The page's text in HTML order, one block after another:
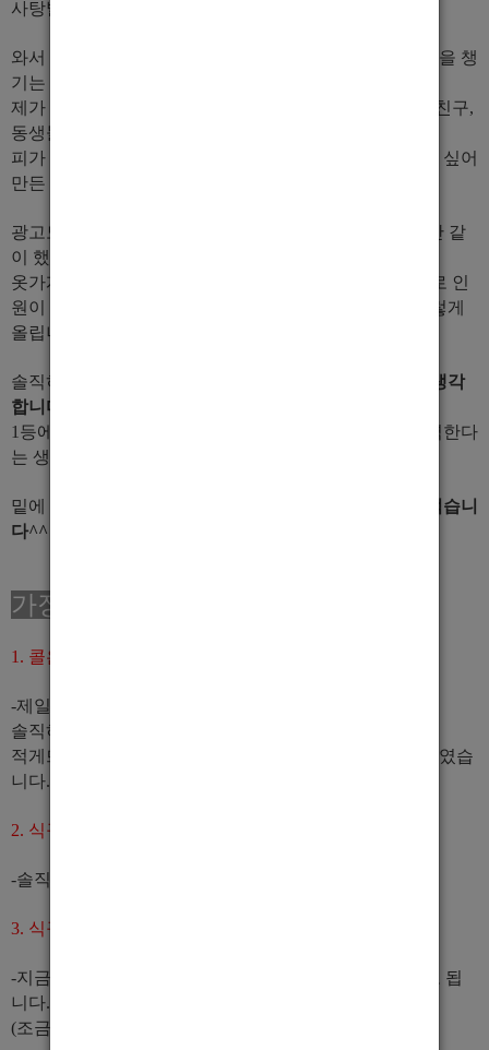
사탕발림 때문 많이 당하셧을꺼라 생각합니다ㅜㅜ
와서 느껴보시면 알겠지만 저는 저혼자만의 이윤및 이득을 챙
기는 양아치같은 쓰레기 아닙니다!!
제가 이 사무실을 만든 계기는 그런것도 보기도 싫고 제 친구,
동생들 및 행님들이 당하는 꼴도 보기도 싫어서
피가 섞이지는 않았지만 정말 식구처럼 웃으면서 지내고 싶어
만든
광고도 6달만에 제대로 올리는데 솔직히 1년~ 1년반 동안 같
이 했던 식구들이 개인적인 사정으로 인하여
옷가게, 카페도 차리고,기업 회사취직 및 군입대 등등으로 인
원이 빠져 나가서 항상 발전하기 위해 안주하지 않고 이렇게
올립니다^^
솔직히 이 지역구에서 인원도 많고
콜수도 가장 많다고 생각
합니다!
1등에 안주해서 헤이해지는거 보다 1등을 향해 항상 노력한다
는 생각으로 임하고 있습니다.
밑에 정보들은
거짓없이 진실만을 말할 것을 약속하며 적습니
다^^
가장많이 하시는 질문들
1. 콜은 많나요?
-제일 중요한 질문인걸로 알고있습니다.
솔직하게 항상 매일 많다고는 말씀 못드립니다ㅜㅜ
적게뜨면
였습
니다.
2. 식구들 사이즈는 괜찮나요?
-솔직히 이지역에서는 다들 괜찮다고 합니다^^
3. 식구들은 총 몇명 인가요?
-지금의
정도고 평균 출근자 15~20명 정도 됩
니다.
(조금이라도 바쁘면 꽁치는 식구는 없습니다!!!!!)